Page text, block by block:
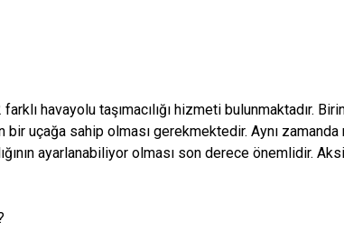
havayolu taşımacılığı hizmeti bulunmaktadır.
bir uçağa sahip olması gerekmektedir. Aynı zamanda
ayarlanabiliyor olması son derece önemlidir.